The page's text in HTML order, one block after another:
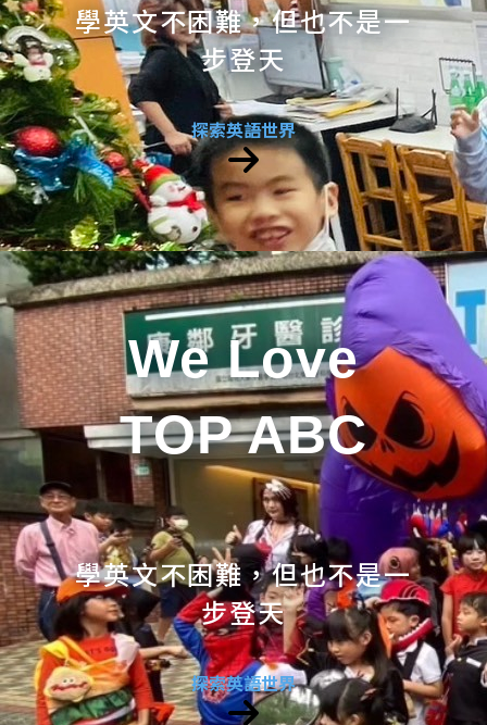
學英文不困難，但也不是一
步登天
探索英語世界
We Love
TOP ABC
學英文不困難，但也不是一
步登天
探索英語世界